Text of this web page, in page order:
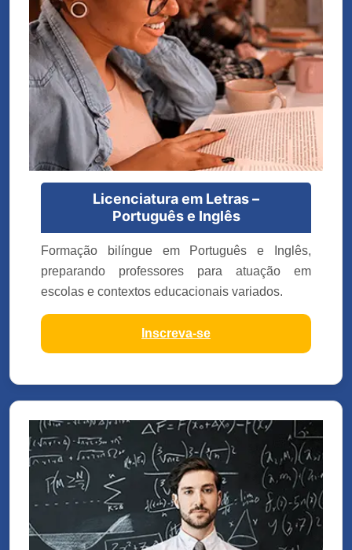
Licenciatura em Letras –
Português e Inglês
Formação bilíngue em Português e Inglês,
preparando professores para atuação em
escolas e contextos educacionais variados.
Inscreva-se